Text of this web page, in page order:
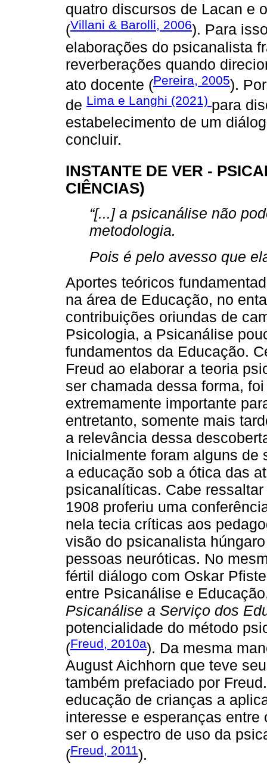
quatro discursos de Lacan e
(Villani & Barolli, 2006). Para
elaborações do psicanalista
reverberações quando
ato docente (Pereira, 2005).
de Lima e Langhi (2021) para
estabelecimento de um
concluir.
INSTANTE DE VER -
CIÊNCIAS)
“[...] a psicanálise não
metodologia.
Pois é pelo avesso que
Aportes teóricos
na área de Educação, no
contribuições oriundas de
Psicologia, a Psicanálise
fundamentos da Educação.
Freud ao elaborar a teoria
ser chamada dessa forma,
extremamente importante
entretanto, somente mais
a relevância dessa
Inicialmente foram alguns
a educação sob a ótica das
psicanalíticas. Cabe
1908 proferiu uma
nela tecia críticas aos
visão do psicanalista
pessoas neuróticas. No
fértil diálogo com Oskar
entre Psicanálise e
Psicanálise a Serviço dos
potencialidade do método
(Freud, 2010a). Da mesma
August Aichhorn que teve
também prefaciado por
educação de crianças a
interesse e esperanças
ser o espectro de uso da
(Freud, 2011).